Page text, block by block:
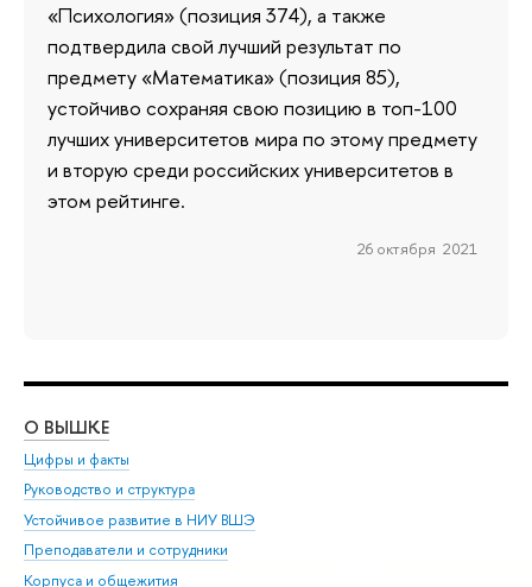
«Психология» (позиция 374), а также
подтвердила свой лучший результат по
предмету «Математика» (позиция 85),
устойчиво сохраняя свою позицию в топ-100
лучших университетов мира по этому предмету
и вторую среди российских университетов в
этом рейтинге.
26 октября 2021
О ВЫШКЕ
Цифры и факты
Руководство и структура
Устойчивое развитие в НИУ ВШЭ
Преподаватели и сотрудники
Корпуса и общежития